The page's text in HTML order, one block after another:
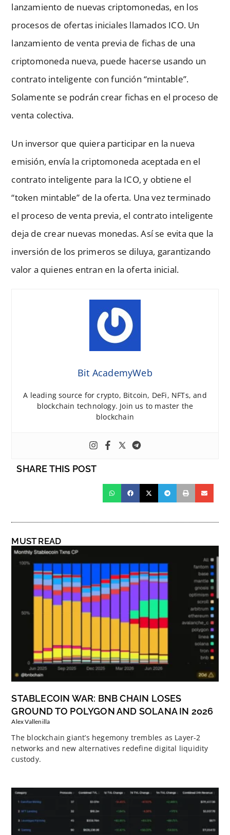
lanzamiento de nuevas criptomonedas, en los
procesos de ofertas iniciales llamados ICO. Un
lanzamiento de venta previa de fichas de una
criptomoneda nueva, puede hacerse usando un
contrato inteligente con función “mintable”.
Solamente se podrán crear fichas en el proceso de
venta colectiva.
Un inversor que quiera participar en la nueva
emisión, envía la criptomoneda aceptada en el
contrato inteligente para la ICO, y obtiene el
“token mintable” de la oferta. Una vez terminado
el proceso de venta previa, el contrato inteligente
deja de crear nuevas monedas. Así se evita que la
inversión de los primeros se diluya, garantizando
valor a quienes entran en la oferta inicial.
Bit AcademyWeb
A leading source for crypto, Bitcoin, DeFi, NFTs, and
blockchain technology. Join us to master the
blockchain
SHARE THIS POST
MUST READ
STABLECOIN WAR: BNB CHAIN LOSES
GROUND TO POLYGON AND SOLANA IN 2026
Alex Vallenilla
The blockchain giant’s hegemony trembles as Layer-2
networks and new alternatives redefine digital liquidity
custody.